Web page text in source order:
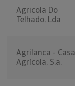
Agricola Do
Telhado, Lda
Agrilanca - Casa
Agrícola, S.a.